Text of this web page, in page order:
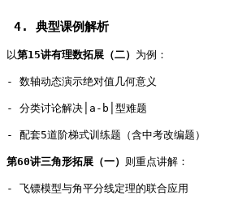
4. 典型课例解析
以第15讲有理数拓展（二） 为例：
- 数轴动态演示绝对值几何意义
- 分类讨论解决│a-b│型难题
- 配套5道阶梯式训练题（含中考改编题）
第60讲三角形拓展（一） 则重点讲解：
- 飞镖模型与角平分线定理的联合应用